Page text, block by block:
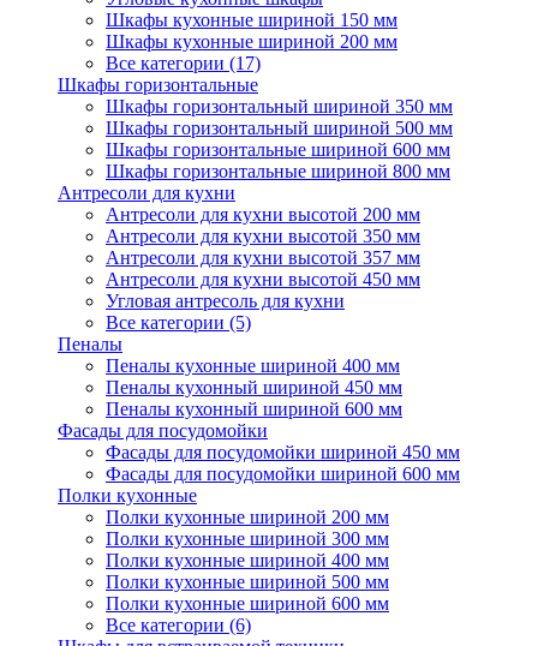
Шкафы кухонные шириной 150 мм
Шкафы кухонные шириной 200 мм
Все категории (17)
Шкафы горизонтальные
Шкафы горизонтальный шириной 350 мм
Шкафы горизонтальный шириной 500 мм
Шкафы горизонтальные шириной 600 мм
Шкафы горизонтальные шириной 800 мм
Антресоли для кухни
Антресоли для кухни высотой 200 мм
Антресоли для кухни высотой 350 мм
Антресоли для кухни высотой 357 мм
Антресоли для кухни высотой 450 мм
Угловая антресоль для кухни
Все категории (5)
Пеналы
Пеналы кухонные шириной 400 мм
Пеналы кухонный шириной 450 мм
Пеналы кухонный шириной 600 мм
Фасады для посудомойки
Фасады для посудомойки шириной 450 мм
Фасады для посудомойки шириной 600 мм
Полки кухонные
Полки кухонные шириной 200 мм
Полки кухонные шириной 300 мм
Полки кухонные шириной 400 мм
Полки кухонные шириной 500 мм
Полки кухонные шириной 600 мм
Все категории (6)